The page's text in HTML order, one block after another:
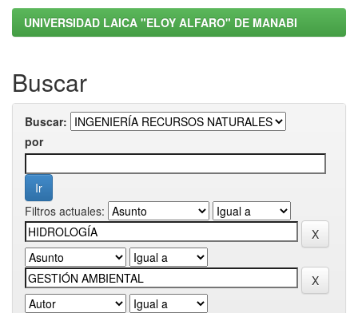
UNIVERSIDAD LAICA "ELOY ALFARO" DE MANABI
Buscar
Buscar:
por
Filtros actuales: